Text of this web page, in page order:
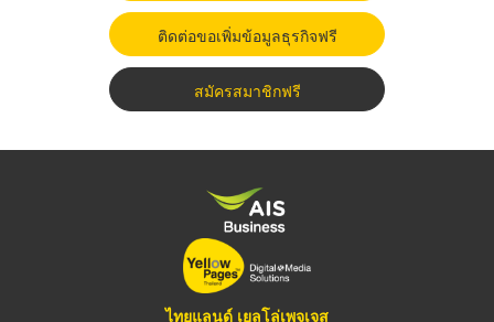
ติดต่อขอเพิ่มข้อมูลธุรกิจฟรี
สมัครสมาชิกฟรี
ไทยแลนด์ เยลโล่เพจเจส